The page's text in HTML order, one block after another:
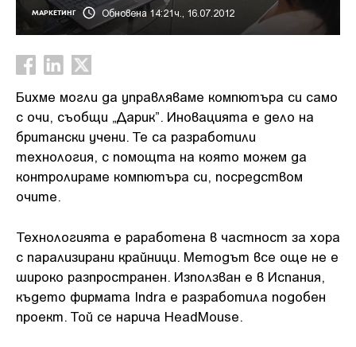
МАРКЕТИНГ Обновена 14:21ч., 16.07.2012
Бихме могли да управляваме компютъра си само
с очи, съобщи „Дарик”. Иновацията е дело на
британски учени. Те са разработили
технология, с помощта на която можем да
контролираме компютъра си, посредством
очите.
Технологията е раработена в частност за хора
с парализирани крайници. Методът все още не е
широко разпространен. Използван е в Испания,
където фирмата Indra е разработила подобен
проект. Той се нарича HeadMouse.